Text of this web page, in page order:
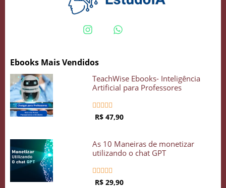
Ebooks Mais Vendidos
TeachWise Ebooks- Inteligência
Artificial para Professores
    
R$ 47,90
As 10 Maneiras de monetizar
utilizando o chat GPT
    
R$ 29,90